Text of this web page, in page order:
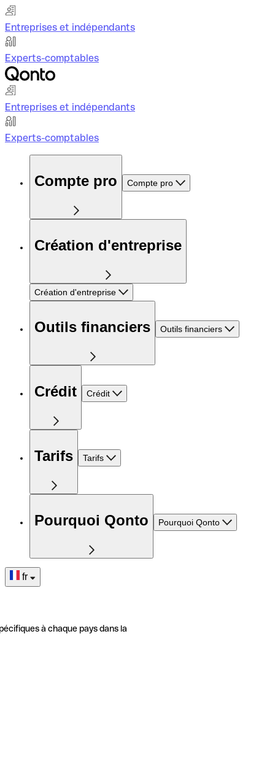
Entreprises et indépendants
Experts-comptables
Entreprises et indépendants
Experts-comptables
Compte pro Compte pro
Création d'entreprise
Création d'entreprise
Outils financiers Outils financiers
Crédit Crédit
Tarifs Tarifs
Pourquoi Qonto Pourquoi Qonto
fr
à chaque pays dans la